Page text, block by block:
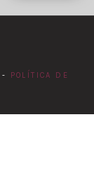
-
POLÍTICA DE